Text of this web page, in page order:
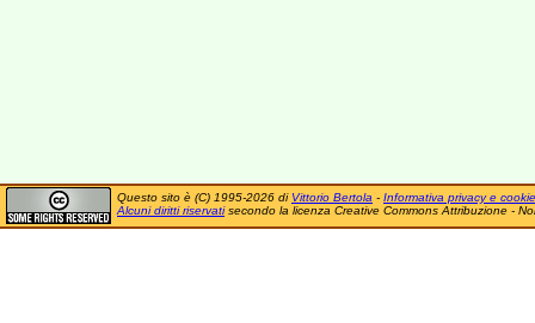
Questo sito è (C) 1995-2026 di Vittorio Bertola - Informativa privacy e cookie
Alcuni diritti riservatisecondo la licenza Creative Commons Attribuzione -